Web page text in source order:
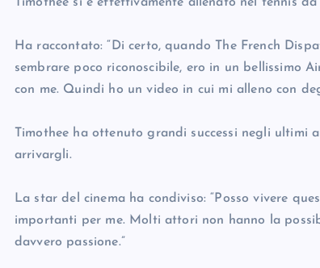
Ha raccontato: “Di certo, quando The French
sembrare poco riconoscibile, ero in un bellissimo
con me. Quindi ho un video in cui mi alleno con
Timothee ha ottenuto grandi successi negli
arrivargli.
La star del cinema ha condiviso: “Posso vivere
importanti per me. Molti attori non hanno la
davvero passione.”